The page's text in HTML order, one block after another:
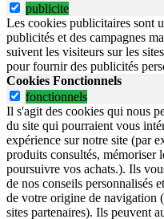
publicite
Les cookies publicitaires sont
publicités et des campagnes
suivent les visiteurs sur les
pour fournir des publicités
Cookies Fonctionnels
fonctionnels
Il s'agit des cookies qui nous
du site qui pourraient vous
expérience sur notre site (par
produits consultés, mémoriser
poursuivre vos achats.). Ils
de nos conseils personnalisés
de votre origine de navigation
sites partenaires). Ils peuvent